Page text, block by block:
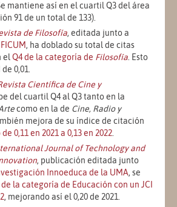
mantiene así en el cuartil Q3 del área
91 de un total de 133).
de Filosofía, editada junto a
, ha doblado su total de citas
el Q4 de la categoría de Filosofía . Esto
0,01.
Científica de Cine y
del cuartil Q4 al Q3 tanto en la
como en la de Cine, Radio y
mejora de su índice de citación
0,11 en 2021 a 0,13 en 2022
Journal of Technology and
, publicación editada junto
Innoeduca de la UMA, se
de la categoría de Educación con un JCI
, mejorando así el 0,20 de 2021.